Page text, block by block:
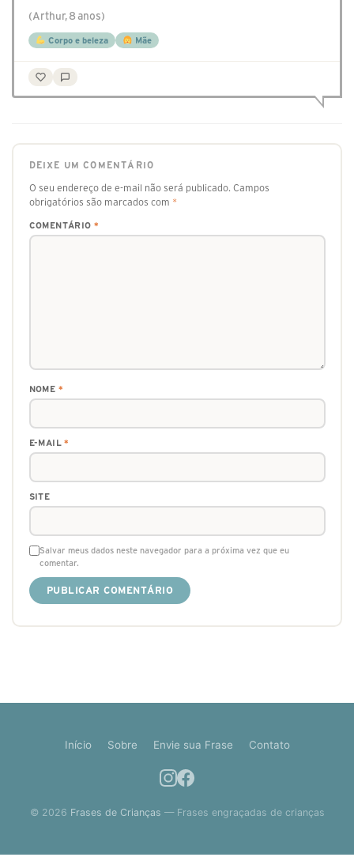
(Arthur, 8 anos)
Corpo e beleza Mãe
DEIXE UM COMENTÁRIO
O seu endereço de e-mail não será publicado. Campos
obrigatórios são marcados com *
COMENTÁRIO *
NOME *
E-MAIL*
SITE
Salvar meus dados neste navegador para a próxima vez que eu
comentar.
Início Sobre Envie sua Frase Contato
© 2026 Frases de Crianças — Frases engraçadas de crianças